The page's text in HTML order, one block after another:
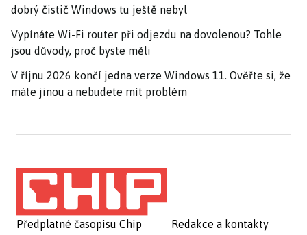
dobrý čistič Windows tu ještě nebyl
Vypínáte Wi-Fi router při odjezdu na dovolenou? Tohle
jsou důvody, proč byste měli
V říjnu 2026 končí jedna verze Windows 11. Ověřte si, že
máte jinou a nebudete mít problém
Předplatné časopisu Chip
Redakce a kontakty